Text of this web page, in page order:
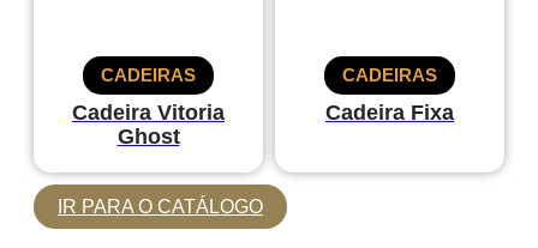
Cadeira Vitoria
Ghost
CADEIRAS
Cadeira Fixa
CADEIRAS
IR PARA O CATÁLOGO